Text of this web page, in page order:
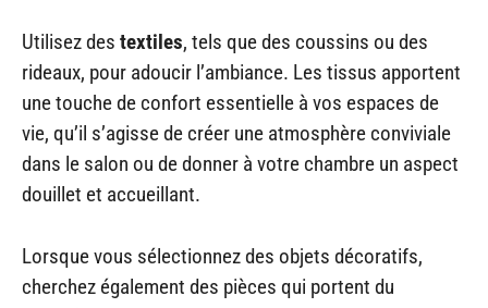
Utilisez des textiles, tels que des coussins ou des
rideaux, pour adoucir l’ambiance. Les tissus apportent
une touche de confort essentielle à vos espaces de
vie, qu’il s’agisse de créer une atmosphère conviviale
dans le salon ou de donner à votre chambre un aspect
douillet et accueillant.
Lorsque vous sélectionnez des objets décoratifs,
cherchez également des pièces qui portent du